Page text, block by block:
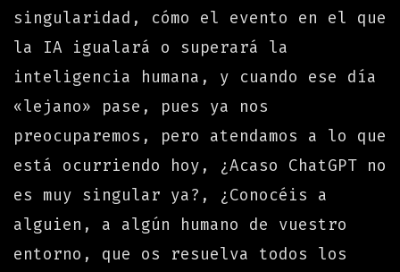
singularidad, cómo el evento en el que
la IA igualará o superará la
inteligencia humana, y cuando ese día
«lejano» pase, pues ya nos
preocuparemos, pero atendamos a lo que
está ocurriendo hoy, ¿Acaso ChatGPT no
es muy singular ya?, ¿Conocéis a
alguien, a algún humano de vuestro
entorno, que os resuelva todos los